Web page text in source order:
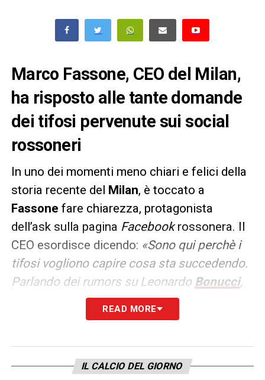
Marco Fassone, CEO del Milan,
ha risposto alle tante domande
dei tifosi pervenute sui social
rossoneri
In uno dei momenti meno chiari e felici della
storia recente del
Milan, è toccato a
Fassone fare chiarezza, protagonista
dell’ask sulla pagina Facebookrossonera. Il
CEO esordisce dicendo: «Sono qui perchè i
tifosi vogliono capire cosa sta succedendo.
Parlando dei rumors su Leonardo Bonucci,
posso dirvi che lui è il nostro Capitano e nè
io nè MassimilianoMirabellivogliamo
financial fair play:«Consideriamo ingiusta la
sentenza della UEFA. Spero che il TAS veda
READ MORE
IL CALCIO DEL GIORNO